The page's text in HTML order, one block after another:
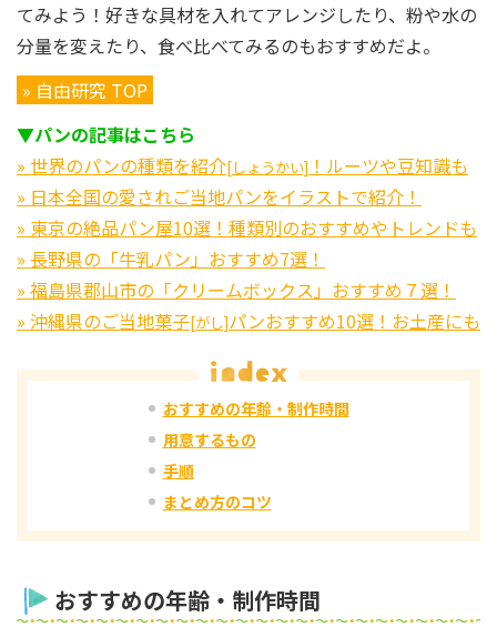
てみよう！好きな具材を入れてアレンジしたり、粉や水の
分量を変えたり、食べ比べてみるのもおすすめだよ。
» 自由研究 TOP
▼パンの記事はこちら
» 世界のパンの種類を紹介[しょうかい] ！ルーツや豆知識も
» 日本全国の愛されご当地パンをイラストで紹介！
» 東京の絶品パン屋10選！種類別のおすすめやトレンドも
» 長野県の「牛乳パン」おすすめ7選！
» 福島県郡山市の「クリームボックス」おすすめ７選！
» 沖縄県のご当地菓子[がし]パンおすすめ10選！お土産にも
おすすめの年齢・制作時間
用意するもの
手順
まとめ方のコツ
おすすめの年齢・制作時間